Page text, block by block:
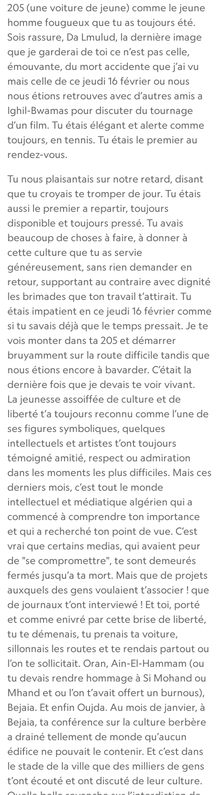
205 (une voiture de jeune) comme le jeune
homme fougueux que tu as toujours été.
Sois rassure, Da Lmulud, la dernière image
que je garderai de toi ce n’est pas celle,
émouvante, du mort accidente que j’ai vu
mais celle de ce jeudi 16 février ou nous
nous étions retrouves avec d’autres amis a
Ighil-Bwamas pour discuter du tournage
d’un film. Tu étais élégant et alerte comme
toujours, en tennis. Tu étais le premier au
rendez-vous.
Tu nous plaisantais sur notre retard, disant
que tu croyais te tromper de jour. Tu étais
aussi le premier a repartir, toujours
disponible et toujours pressé. Tu avais
beaucoup de choses à faire, à donner à
cette culture que tu as servie
généreusement, sans rien demander en
retour, supportant au contraire avec dignité
les brimades que ton travail t’attirait. Tu
étais impatient en ce jeudi 16 février comme
si tu savais déjà que le temps pressait. Je te
vois monter dans ta 205 et démarrer
bruyamment sur la route difficile tandis que
nous étions encore à bavarder. C’était la
dernière fois que je devais te voir vivant.
La jeunesse assoiffée de culture et de
liberté t’a toujours reconnu comme l’une de
ses figures symboliques, quelques
intellectuels et artistes t’ont toujours
témoigné amitié, respect ou admiration
dans les moments les plus difficiles. Mais ces
derniers mois, c’est tout le monde
intellectuel et médiatique algérien qui a
commencé à comprendre ton importance
et qui a recherché ton point de vue. C’est
vrai que certains medias, qui avaient peur
de "se compromettre", te sont demeurés
fermés jusqu’a ta mort. Mais que de projets
auxquels des gens voulaient t’associer ! que
de journaux t’ont interviewé ! Et toi, porté
et comme enivré par cette brise de liberté,
tu te démenais, tu prenais ta voiture,
sillonnais les routes et te rendais partout ou
l’on te sollicitait. Oran, Ain-El-Hammam (ou
tu devais rendre hommage à Si Mohand ou
Mhand et ou l’on t’avait offert un burnous),
Bejaia. Et enfin Oujda. Au mois de janvier, à
Bejaia, ta conférence sur la culture berbère
a drainé tellement de monde qu’aucun
édifice ne pouvait le contenir. Et c’est dans
le stade de la ville que des milliers de gens
t’ont écouté et ont discuté de leur culture.